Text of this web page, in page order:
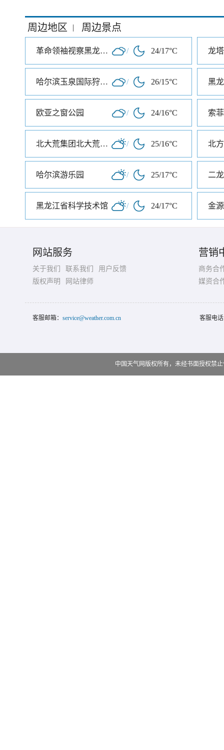
周边地区 | 周边景点
革命领袖视察黑龙江纪念馆 / 24/17°C 龙塔
哈尔滨玉泉国际狩猎场 / 26/15°C 黑
欧亚之窗公园 / 24/16°C 索
北大荒集团北大荒现代农业园 / 25/16°C 北
哈尔滨游乐园 / 25/17°C 二
黑龙江省科学技术馆 / 24/17°C 金
网站服务
关于我们 联系我们
用户反馈
版权声明
网站律师
营销
商务合
媒资合
客服邮箱： service@weather.com.cn 客服电
中国天气网版权所有，未经书面授权